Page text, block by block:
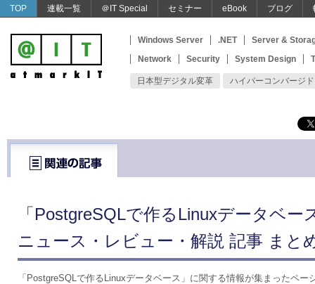
TOP 連載一覧 ＠IT Special セミナー eBook ブログ
Windows Server .NET
Server &
Network
Security System Design
日本型デジタル変革 ハイパーコンバージド
「PostgreSQLで作るLinuxデータベー
ニュース・レビュー・解説 記事 まと
「PostgreSQLで作るLinuxデータベース」に関する情報が集まったペー